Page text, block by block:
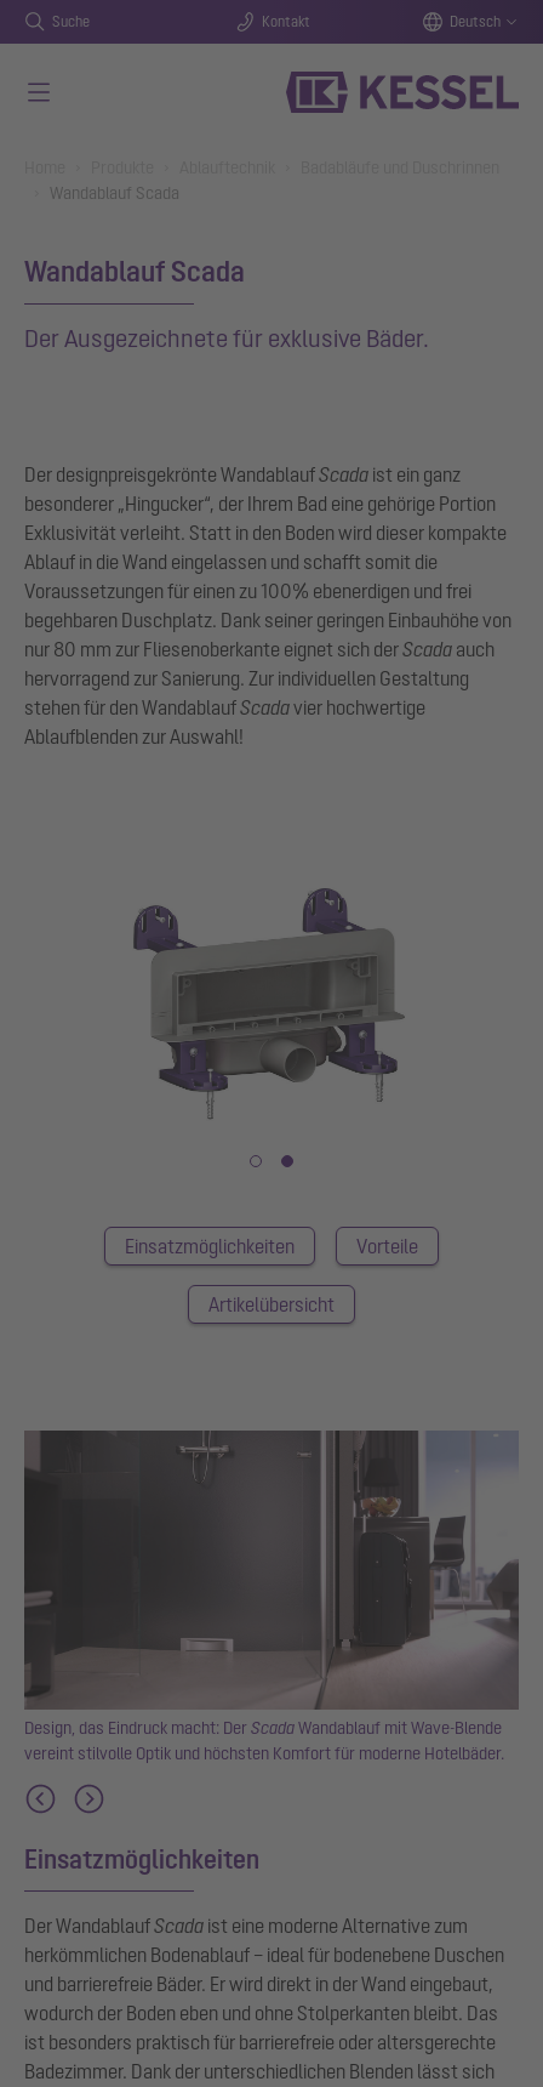
Suche Kontakt Deutsch
Wandablauf Scada
Wandablauf Scada
Der Ausgezeichnete für exklusive Bäder.
Der designpreisgekrönte WandablaufScada ist ein ganz
besonderer „Hingucker“, der Ihrem Bad eine gehörige Portion
Exklusivität verleiht. Statt in den Boden wird dieser kompakte
Ablauf in die Wand eingelassen und schafft somit die
Voraussetzungen für einen zu 100% ebenerdigen und frei
begehbaren Duschplatz. Dank seiner geringen Einbauhöhe von
nur 80 mm zur Fliesenoberkante eignet sich derScada auch
hervorragend zur Sanierung. Zur individuellen Gestaltung
stehen für den WandablaufScadavier hochwertige
Ablaufblenden zur Auswahl!
Einsatzmöglichkeiten Vorteile
Artikelübersicht
Design, das Eindruck macht: DerScadaWandablauf mit Wave-Blende
vereint stilvolle Optik und höchsten Komfort für moderne Hotelbäder.
Einsatzmöglichkeiten
Der WandablaufScada ist eine moderne Alternative zum
herkömmlichen Bodenablauf – ideal für bodenebene Duschen
und barrierefreie Bäder. Er wird direkt in der Wand eingebaut,
wodurch der Boden eben und ohne Stolperkanten bleibt. Das
ist besonders praktisch für barrierefreie oder altersgerechte
Badezimmer. Dank der unterschiedlichen Blenden lässt sich